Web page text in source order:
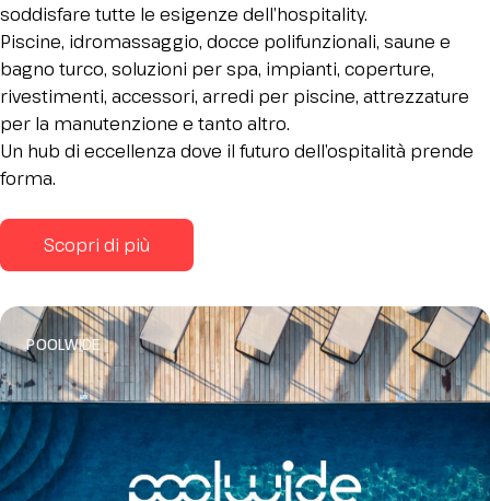
soddisfare tutte le esigenze dell’hospitality.
Piscine, idromassaggio, docce polifunzionali, saune e
bagno turco, soluzioni per spa, impianti, coperture,
rivestimenti, accessori, arredi per piscine, attrezzature
per la manutenzione e tanto altro.
Un hub di eccellenza dove il futuro dell’ospitalità prende
forma.
Scopri di più
POOLWIDE